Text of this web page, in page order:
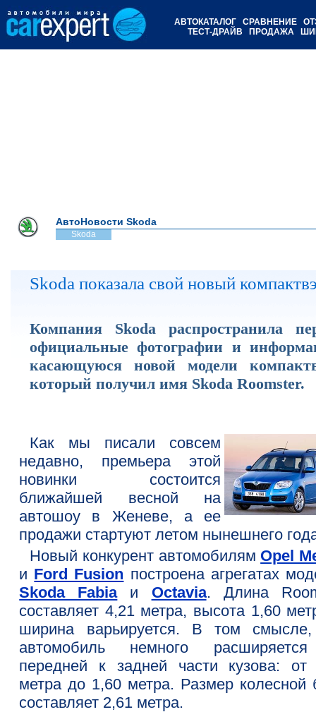
АВТОКАТАЛОГ СРАВНЕНИЕ
ТЕСТ-ДРАЙВ
ПРОДАЖА
АвтоНовости Skoda
Skoda
Skoda показала свой новый
Компания Skoda распространила
официальные фотографии и
касающуюся новой модели
который получил имя Skoda Roomster.
Как мы писали совсем
недавно, премьера этой
новинки состоится
ближайшей весной на
автошоу в Женеве, а ее
продажи стартуют летом нынешнего
Новый конкурент автомобилям Opel
и Ford Fusion построена агрегатах
Skoda Fabiaи Octavia. Длина
составляет 4,21 метра, высота 1,60
ширина варьируется. В том
автомобиль немного
передней к задней части кузова: от
метра до 1,60 метра. Размер колесной
составляет 2,61 метра.